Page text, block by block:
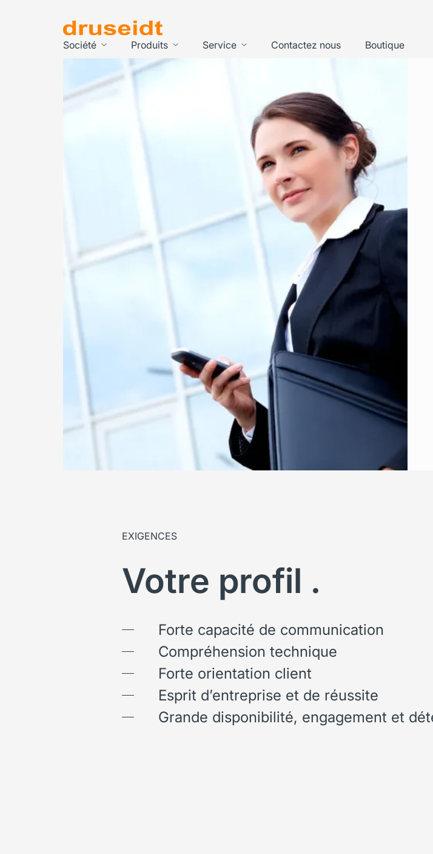
Société Produits Service Contactez nous Boutique
EXIGENCES
Votre profil .
Forte capacité de communication
Compréhension technique
Forte orientation client
Esprit d’entreprise et de réussite
Grande disponibilité, engagement et